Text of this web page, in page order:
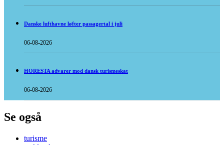
Danske lufthavne løfter passagertal i juli
06-08-2026
HORESTA advarer mod dansk turismeskat
06-08-2026
Se også
turisme